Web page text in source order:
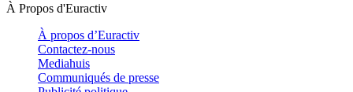
À Propos d'Euractiv
À propos d’Euractiv
Contactez-nous
Mediahuis
Communiqués de presse